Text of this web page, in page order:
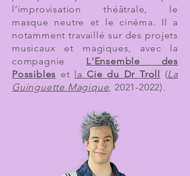
l’improvisation théâtrale, le
masque neutre et le cinéma. Il a
notamment travaillé sur des projets
musicaux et magiques, avec la
compagnie L'Ensemble des
Possibles et laCie du Dr Troll (La
Guinguette Magique,2021-2022).